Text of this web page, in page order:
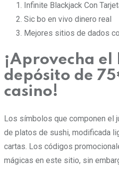
Infinite Blackjack Con
Sic bo en vivo dinero real
Mejores sitios de dados
¡Aprovecha el
depósito de
casino!
Los símbolos que componen el
de platos de sushi, modificada
cartas. Los códigos
mágicas en este sitio, sin